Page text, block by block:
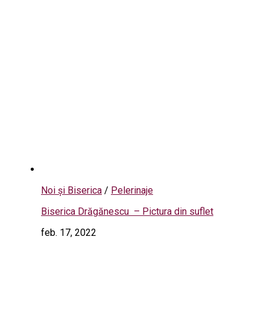
Noi și Biserica / Pelerinaje
Biserica Drăgănescu – Pictura din suflet
feb. 17, 2022